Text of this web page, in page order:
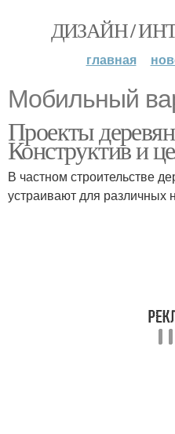
ДИЗАЙН /
главная
Мобильный
Проекты
Конструктив и
В частном строительстве
устраивают для различных